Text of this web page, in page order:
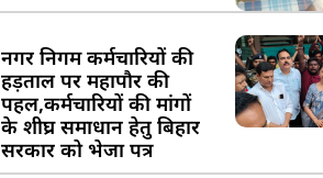
नगर निगम कर्मचारियों की
हड़ताल पर महापौर की
पहल,कर्मचारियों की मांगों
के शीघ्र समाधान हेतु बिहार
सरकार को भेजा पत्र